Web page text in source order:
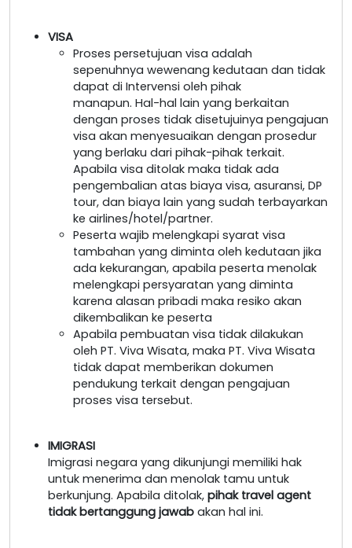
VISA
Proses persetujuan visa adalah
sepenuhnya wewenang kedutaan dan tidak
dapat di Intervensi oleh pihak
manapun. Hal-hal lain yang berkaitan
dengan proses tidak disetujuinya pengajuan
visa akan menyesuaikan dengan prosedur
yang berlaku dari pihak-pihak terkait.
Apabila visa ditolak maka tidak ada
pengembalian atas biaya visa, asuransi, DP
tour, dan biaya lain yang sudah terbayarkan
ke airlines/hotel/partner.
Peserta wajib melengkapi syarat visa
tambahan yang diminta oleh kedutaan jika
ada kekurangan, apabila peserta menolak
melengkapi persyaratan yang diminta
karena alasan pribadi maka resiko akan
dikembalikan ke peserta
Apabila pembuatan visa tidak dilakukan
oleh PT. Viva Wisata, maka PT. Viva Wisata
tidak dapat memberikan dokumen
pendukung terkait dengan pengajuan
proses visa tersebut.
IMIGRASI
Imigrasi negara yang dikunjungi memiliki hak
untuk menerima dan menolak tamu untuk
berkunjung. Apabila ditolak, pihak travel agent
tidak bertanggung jawab akan hal ini.